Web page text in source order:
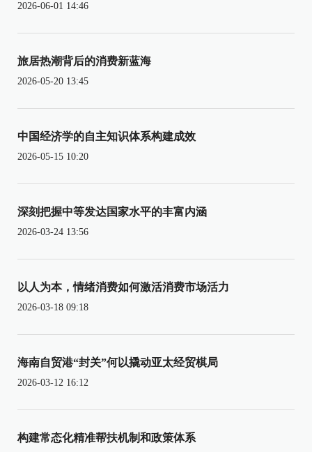
2026-06-01 14:46
旅居热潮背后的消费新蓝海
2026-05-20 13:45
中国经济学的自主知识体系构建成效
2026-05-15 10:20
深刻把握中等发达国家水平的丰富内涵
2026-03-24 13:56
以人为本，情绪消费如何激活消费市场活力
2026-03-18 09:18
海南自贸港“封关”何以撬动亚太经贸棋局
2026-03-12 16:12
构建常态化精准帮扶机制和政策体系